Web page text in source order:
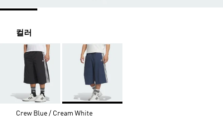
컬러
Crew Blue / Cream White